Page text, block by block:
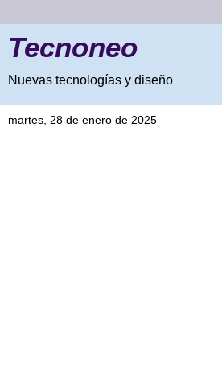
Tecnoneo
Nuevas tecnologías y diseño
martes, 28 de enero de 2025